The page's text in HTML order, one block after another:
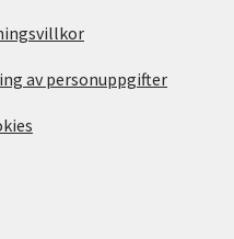
av personuppgifter